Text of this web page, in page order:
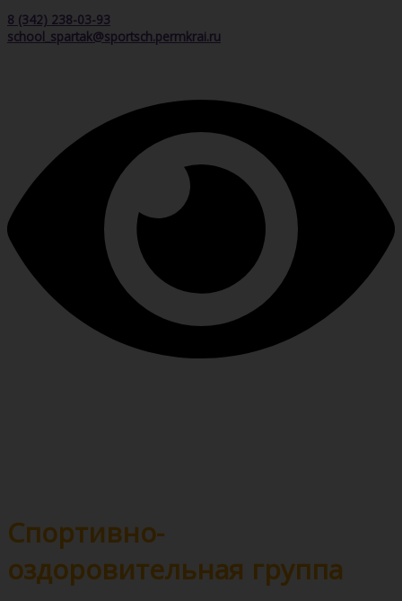
8 (342) 238-03-93
school_spartak@sportsch.permkrai.ru
Спортивно-
оздоровительная группа